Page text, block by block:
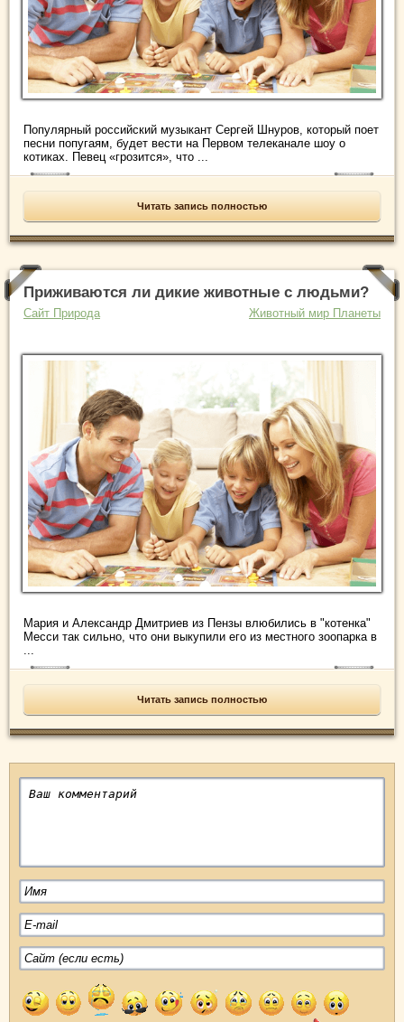
Популярный российский музыкант Сергей Шнуров, который поет
песни попугаям, будет вести на Первом телеканале шоу о
котиках. Певец «грозится», что ...
Читать запись полностью
Приживаются ли дикие животные с людьми?
Сайт Природа Животный мир Планеты
Мария и Александр Дмитриев из Пензы влюбились в "котенка"
Месси так сильно, что они выкупили его из местного зоопарка в
Читать запись полностью